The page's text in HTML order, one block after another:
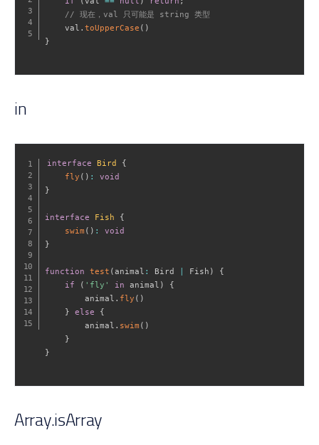
// 现在，val 只可能是 string 类型
    val
. toUpperCase ( )
}
in
interface Bird
{
fly ( ) :
void
}
interface Fish
{
swim ( ) :
void
}
function test (animal : Bird Fish )
{
if
( 'fly' in animal )
{
        animal
. fly ( )
}
else
{
        animal
. swim ( )
}
}
Array.isArray